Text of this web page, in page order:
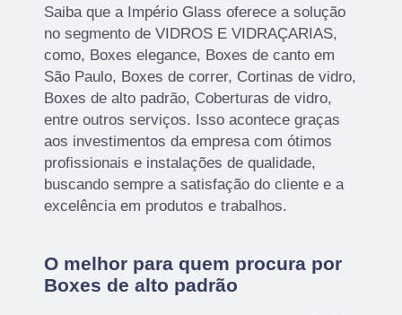
Saiba que a Império Glass oferece a solução
no segmento de VIDROS E VIDRAÇARIAS,
como, Boxes elegance, Boxes de canto em
São Paulo, Boxes de correr, Cortinas de vidro,
Boxes de alto padrão, Coberturas de vidro,
entre outros serviços. Isso acontece graças
aos investimentos da empresa com ótimos
profissionais e instalações de qualidade,
buscando sempre a satisfação do cliente e a
excelência em produtos e trabalhos.
O melhor para quem procura por
Boxes de alto padrão